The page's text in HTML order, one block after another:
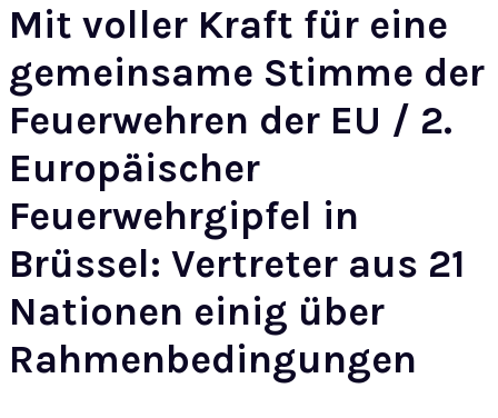
Mit voller Kraft für eine
gemeinsame Stimme der
Feuerwehren der EU / 2.
Europäischer
Feuerwehrgipfel in
Brüssel: Vertreter aus 21
Nationen einig über
Rahmenbedingungen